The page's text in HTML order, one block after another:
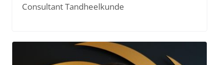
Consultant Tandheelkunde